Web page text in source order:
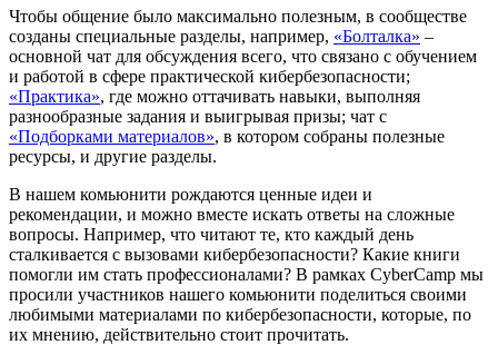
Чтобы общение было максимально полезным, в сообществе
созданы специальные разделы, например, «Болталка» –
основной чат для обсуждения всего, что связано с обучением
и работой в сфере практической кибербезопасности;
«Практика», где можно оттачивать навыки, выполняя
разнообразные задания и выигрывая призы; чат с
«Подборками материалов», в котором собраны полезные
ресурсы, и другие разделы.
В нашем комьюнити рождаются ценные идеи и
рекомендации, и можно вместе искать ответы на сложные
вопросы. Например, что читают те, кто каждый день
сталкивается с вызовами кибербезопасности? Какие книги
помогли им стать профессионалами? В рамках CyberCamp мы
просили участников нашего комьюнити поделиться своими
любимыми материалами по кибербезопасности, которые, по
их мнению, действительно стоит прочитать.